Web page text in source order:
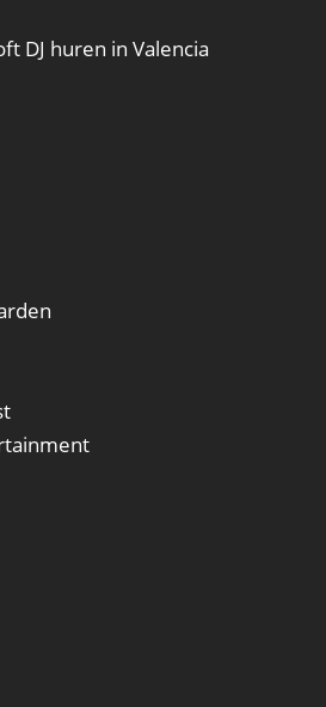
DJ huren in Valencia